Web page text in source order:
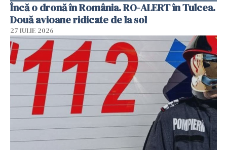
Încă o dronă în România. RO-ALERT în Tulcea.
Două avioane ridicate de la sol
27 IULIE 2026